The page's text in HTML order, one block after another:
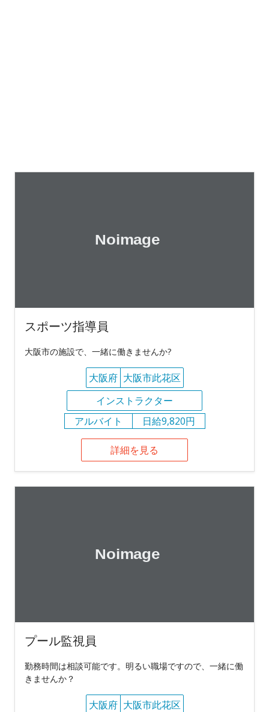
スポーツ指導員
大阪市の施設で、一緒に働きませんか?
大阪府 大阪市此花区
インストラクター
アルバイト
日給9,820円
詳細を見る
プール監視員
勤務時間は相談可能です。明るい職場ですので、一緒に働
きませんか？
大阪府 大阪市此花区